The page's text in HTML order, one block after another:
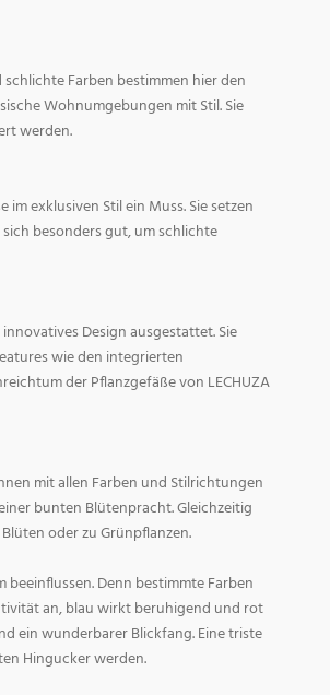
Farben bestimmen hier den
Wohnumgebungen mit Stil. Sie
werden.
exklusiven Stil ein Muss. Sie setzen
besonders gut, um schlichte
Design ausgestattet. Sie
wie den integrierten
der Pflanzgefäße von LECHUZA
mit allen Farben und Stilrichtungen
bunten Blütenpracht. Gleichzeitig
oder zu Grünpflanzen.
beeinflussen. Denn bestimmte Farben
an, blau wirkt beruhigend und rot
ein wunderbarer Blickfang. Eine triste
Hingucker werden.